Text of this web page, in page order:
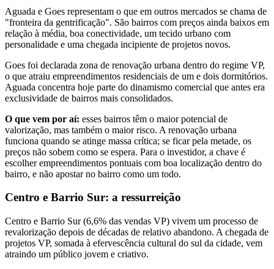
Aguada e Goes representam o que em outros mercados se chama de
"fronteira da gentrificação". São bairros com preços ainda baixos em
relação à média, boa conectividade, um tecido urbano com
personalidade e uma chegada incipiente de projetos novos.
Goes foi declarada zona de renovação urbana dentro do regime VP,
o que atraiu empreendimentos residenciais de um e dois dormitórios.
Aguada concentra hoje parte do dinamismo comercial que antes era
exclusividade de bairros mais consolidados.
O que vem por aí: esses bairros têm o maior potencial de
valorização, mas também o maior risco. A renovação urbana
funciona quando se atinge massa crítica; se ficar pela metade, os
preços não sobem como se espera. Para o investidor, a chave é
escolher empreendimentos pontuais com boa localização dentro do
bairro, e não apostar no bairro como um todo.
Centro e Barrio Sur: a ressurreição
Centro e Barrio Sur (6,6% das vendas VP) vivem um processo de
revalorização depois de décadas de relativo abandono. A chegada de
projetos VP, somada à efervescência cultural do sul da cidade, vem
atraindo um público jovem e criativo.